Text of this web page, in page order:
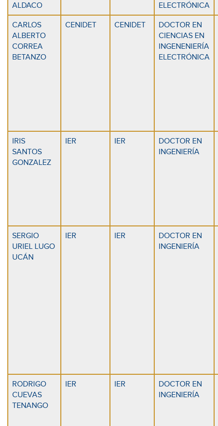
ALDACO
ELECTRÓNICA
CARLOS
ALBERTO
CORREA
BETANZO
CENIDET CENIDET
DOCTOR EN
CIENCIAS EN
INGENENIERÍA
ELECTRÓNICA
IRIS
SANTOS
GONZALEZ
IER IER
DOCTOR EN
INGENIERÍA
SERGIO
URIEL LUGO
UCÁN
IER IER
DOCTOR EN
INGENIERÍA
RODRIGO
CUEVAS
TENANGO
IER IER
DOCTOR EN
INGENIERÍA